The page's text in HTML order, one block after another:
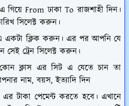
From ঢাকা To রাজশাহী দিন।
সিলেক্ট করুন।
ক্লিক করুন। এর পর আপনি যে
সেই ট্রেন সিলেক্ট করুন।
ক্লাস এর সিট এ যেতে চান তা
নাম, বয়স, ইত্যাদি দিন
টাকা পেমেন্ট করতে হবে। এখানে